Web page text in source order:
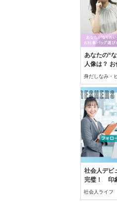
あなたの“
人像は？
びから始め
身だしなみ・
スアイテム
社会人デビ
完璧！ 印
ルフプロデ
社会人ライフ